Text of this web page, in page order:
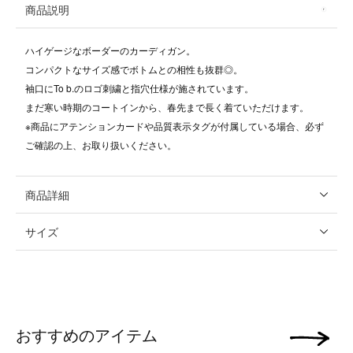
商品説明
ハイゲージなボーダーのカーディガン。
コンパクトなサイズ感でボトムとの相性も抜群◎。
袖口にTo b.のロゴ刺繍と指穴仕様が施されています。
まだ寒い時期のコートインから、春先まで長く着ていただけます。
※商品にアテンションカードや品質表示タグが付属している場合、必ず
ご確認の上、お取り扱いください。
商品詳細
サイズ
おすすめのアイテム 次の画像